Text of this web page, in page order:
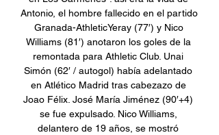
Antonio, el hombre fallecido en el partido
Granada-AthleticYeray (77′) y Nico
Williams (81′) anotaron los goles de la
remontada para Athletic Club. Unai
Simón (62′ / autogol) había adelantado
en Atlético Madrid tras cabezazo de
Joao Félix. José María Jiménez (90′+4)
se fue expulsado. Nico Williams,
delantero de 19 años, se mostró